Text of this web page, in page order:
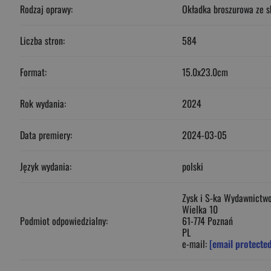
Rodzaj oprawy: Okładka broszurowa ze
Liczba stron: 584
Format: 15.0x23.0cm
Rok wydania: 2024
Data premiery: 2024-03-05
Język wydania: polski
Podmiot odpowiedzialny:
Zysk i S-ka
Wielka 10
61-774 Poznań
PL
e-mail: [email